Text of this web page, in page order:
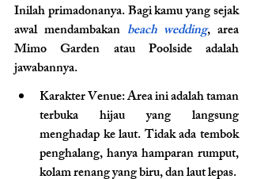
Inilah primadonanya. Bagi kamu yang sejak
awal mendambakan beach wedding, area
Mimo Garden atau Poolside adalah
jawabannya.
Karakter Venue: Area ini adalah taman
terbuka hijau yang langsung
menghadap ke laut. Tidak ada tembok
penghalang, hanya hamparan rumput,
kolam renang yang biru, dan laut lepas.